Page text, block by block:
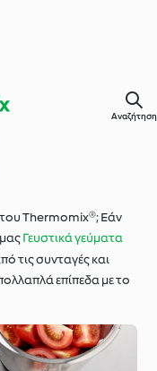
Αναζήτηση
του Thermomix®; Εάν
Γευστικά γεύματα
τις συνταγές και
επίπεδα με το